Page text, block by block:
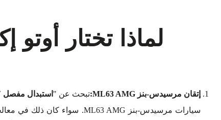
إتقان مرسيدس-بنز ML63 AMG: تبحث عن " استبدال مفصل CV لمرسيدس-بنز ML63 AMG بالقرب مني
سيارات مرسيدس-بنز ML63 AMG. سواء كان ذلك في معالجة